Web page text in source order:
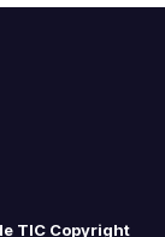
TIC Copyright